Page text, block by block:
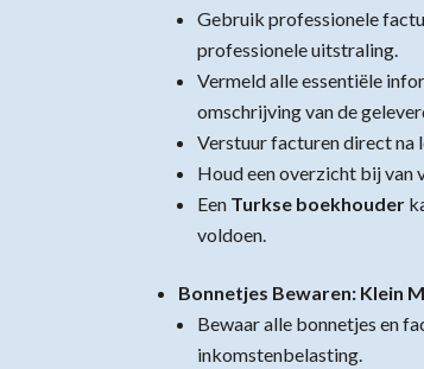
Gebruik professionele
professionele uitstraling.
Vermeld alle essentiële
omschrijving van de
Verstuur facturen direct na
Houd een overzicht bij van
Een Turkse boekhouder
voldoen.
Bonnetjes Bewaren: Klein
Bewaar alle bonnetjes en
inkomstenbelasting.